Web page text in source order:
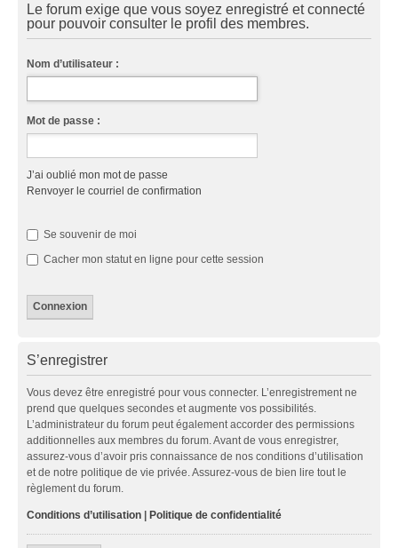
Le forum exige que vous soyez enregistré et connecté
pour pouvoir consulter le profil des membres.
Nom d’utilisateur :
Mot de passe :
J’ai oublié mon mot de passe
Renvoyer le courriel de confirmation
Se souvenir de moi
Cacher mon statut en ligne pour cette session
S’enregistrer
Vous devez être enregistré pour vous connecter. L’enregistrement ne
prend que quelques secondes et augmente vos possibilités.
L’administrateur du forum peut également accorder des permissions
additionnelles aux membres du forum. Avant de vous enregistrer,
assurez-vous d’avoir pris connaissance de nos conditions d’utilisation
et de notre politique de vie privée. Assurez-vous de bien lire tout le
règlement du forum.
Conditions d’utilisation Politique de confidentialité